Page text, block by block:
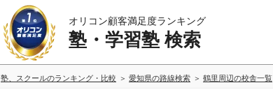
オリコン顧客満足度ランキング
塾・学習塾 検索
塾、スクールのランキング・比較 愛知県の路線検索 鶴里周辺の校舎一覧